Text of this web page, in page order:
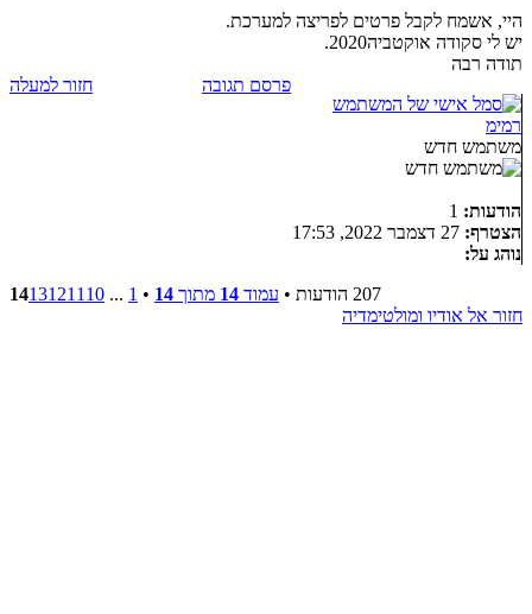
היי, אשמח לקבל פרטים לפריצה למערכת.
יש לי סקודה אוקטביה2020.
תודה רבה
רמימ
משתמש חדש
הודעות:
הצטרף:
נוהג על:
חזור למעלה פרסם תגובה
207 הודעות • עמוד 14 מתוך 14
•
1
...
10
11
12
13
14
חזור אל אודיו ומולטימדיה